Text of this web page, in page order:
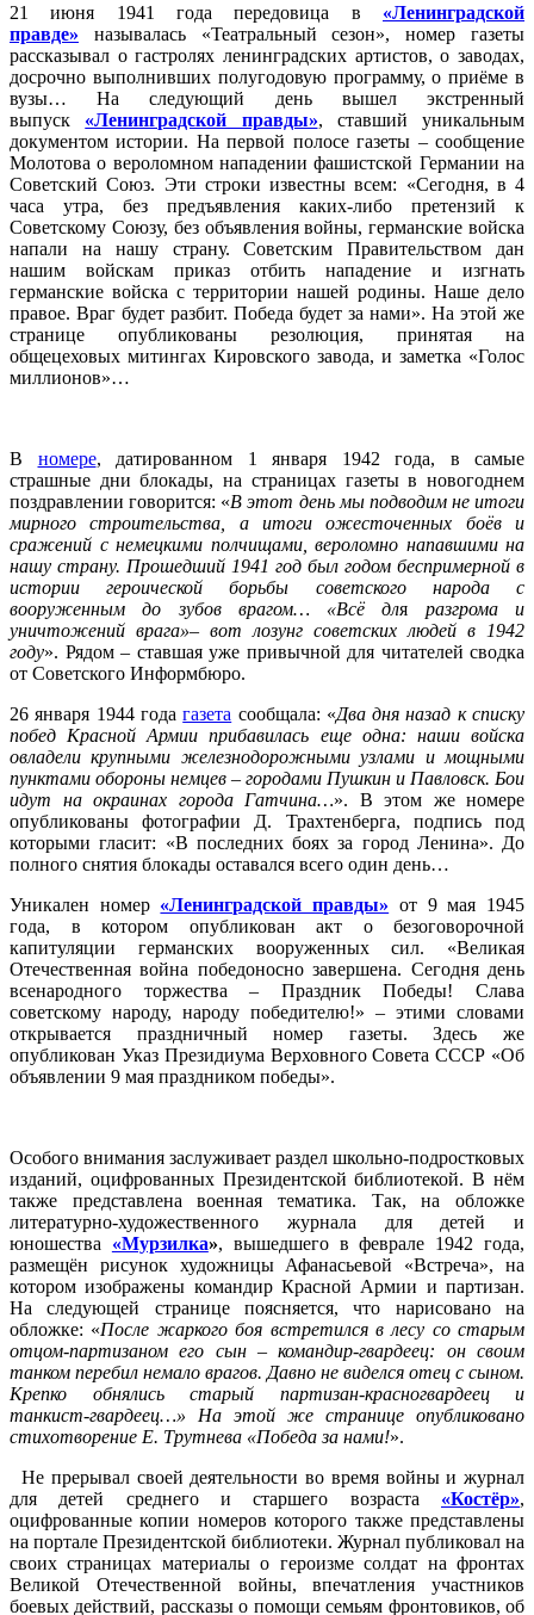
21 июня 1941 года передовица в «Ленинградской
правде» называлась «Театральный сезон», номер газеты
рассказывал о гастролях ленинградских артистов, о заводах,
досрочно выполнивших полугодовую программу, о приёме в
вузы… На следующий день вышел экстренный
выпуск «Ленинградской правды», ставший уникальным
документом истории. На первой полосе газеты – сообщение
Молотова о вероломном нападении фашистской Германии на
Советский Союз. Эти строки известны всем: «Сегодня, в 4
часа утра, без предъявления каких-либо претензий к
Советскому Союзу, без объявления войны, германские войска
напали на нашу страну. Советским Правительством дан
нашим войскам приказ отбить нападение и изгнать
германские войска с территории нашей родины. Наше дело
правое. Враг будет разбит. Победа будет за нами». На этой же
странице опубликованы резолюция, принятая на
общецеховых митингах Кировского завода, и заметка «Голос
миллионов»…
В номере, датированном 1 января 1942 года, в самые
страшные дни блокады, на страницах газеты в новогоднем
поздравлении говорится: «В этот день мы подводим не итоги
мирного строительства, а итоги ожесточенных боёв и
сражений с немецкими полчищами, вероломно напавшими на
нашу страну. Прошедший 1941 год был годом беспримерной в
истории героической борьбы советского народа с
вооруженным до зубов врагом… «Всё для разгрома и
уничтожений врага»– вот лозунг советских людей в 1942
году». Рядом – ставшая уже привычной для читателей сводка
от Советского Информбюро.
26 января 1944 годагазета сообщала: «Два дня назад к списку
побед Красной Армии прибавилась еще одна: наши войска
овладели крупными железнодорожными узлами и мощными
пунктами обороны немцев – городами Пушкин и Павловск. Бои
идут на окраинах города Гатчина…». В этом же номере
опубликованы фотографии Д. Трахтенберга, подпись под
которыми гласит: «В последних боях за город Ленина». До
полного снятия блокады оставался всего один день…
Уникален номер «Ленинградской правды» от 9 мая 1945
года, в котором опубликован акт о безоговорочной
капитуляции германских вооруженных сил. «Великая
Отечественная война победоносно завершена. Сегодня день
всенародного торжества – Праздник Победы! Слава
советскому народу, народу победителю!» – этими словами
открывается праздничный номер газеты. Здесь же
опубликован Указ Президиума Верховного Совета СССР «Об
объявлении 9 мая праздником победы».
Особого внимания заслуживает раздел школьно-подростковых
изданий, оцифрованных Президентской библиотекой. В нём
также представлена военная тематика. Так, на обложке
литературно-художественного журнала для детей и
юношества «Мурзилка», вышедшего в феврале 1942 года,
размещён рисунок художницы Афанасьевой «Встреча», на
котором изображены командир Красной Армии и партизан.
На следующей странице поясняется, что нарисовано на
обложке: «После жаркого боя встретился в лесу со старым
отцом-партизаном его сын – командир-гвардеец: он своим
танком перебил немало врагов. Давно не виделся отец с сыном.
Крепко обнялись старый партизан-красногвардеец и
танкист-гвардеец…» На этой же странице опубликовано
стихотворение Е. Трутнева «Победа за нами!».
Не прерывал своей деятельности во время войны и журнал
для детей среднего и старшего возраста «Костёр»,
оцифрованные копии номеров которого также представлены
на портале Президентской библиотеки. Журнал публиковал на
своих страницах материалы о героизме солдат на фронтах
Великой Отечественной войны, впечатления участников
боевых действий, рассказы о помощи семьям фронтовиков, об